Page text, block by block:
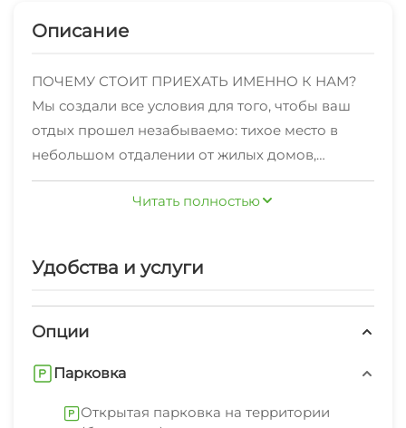
Описание
ПОЧЕМУ СТОИТ ПРИЕХАТЬ ИМЕННО К НАМ?
Мы создали все условия для того, чтобы ваш
отдых прошел незабываемо: тихое место в
небольшом отдалении от жилых домов,
удобные, комфортные номера чистейшее море,
до моря всего 30 м; Как организовать
море было рядом, чтоб номер был просторный,
чтобы магазины, кафе, столовая были в
дворик с пальмами? И всё это за умеренную
гостевом доме "Керим"!!!Удобное
Читать полностью
Удобства и услуги
Опции
Парковка
Открытая парковка на территории